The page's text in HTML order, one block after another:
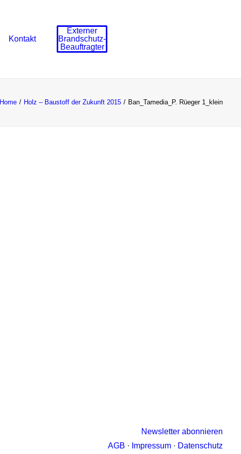
Kontakt
Externer
Brandschutz-
Beauftragter
Home Holz – Baustoff der Zukunft 2015 Ban_Tamedia_P. Rüeger 1_klein
Newsletter abonnieren
AGB · Impressum · Datenschutz